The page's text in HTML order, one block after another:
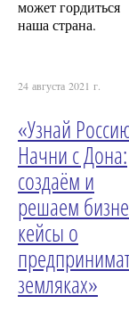
может гордиться
наша страна.
24 августа 2021 г.
«Узнай
Начни с Дона:
создаём и
решаем
кейсы о
земляках»